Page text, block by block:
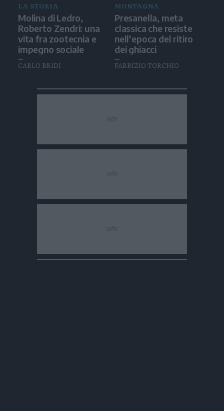
LA STORIA
Molina di Ledro,
Roberto Zendri: una
vita fra zootecnia e
impegno sociale
CARLO BRIDI
MONTAGNA
Presanella, meta
classica che resiste
nell'epoca del ritiro
dei ghiacci
FABRIZIO TORCHIO